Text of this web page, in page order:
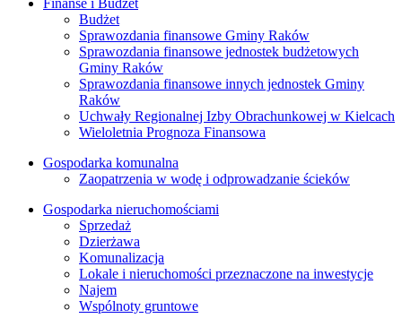
Budżet
Sprawozdania finansowe Gminy Raków
Sprawozdania finansowe jednostek budżetowych
Gminy Raków
Sprawozdania finansowe innych jednostek Gminy
Raków
Uchwały Regionalnej Izby Obrachunkowej w Kielcach
Wieloletnia Prognoza Finansowa
Gospodarka komunalna
Zaopatrzenia w wodę i odprowadzanie ścieków
Gospodarka nieruchomościami
Sprzedaż
Dzierżawa
Komunalizacja
Lokale i nieruchomości przeznaczone na inwestycje
Najem
Wspólnoty gruntowe